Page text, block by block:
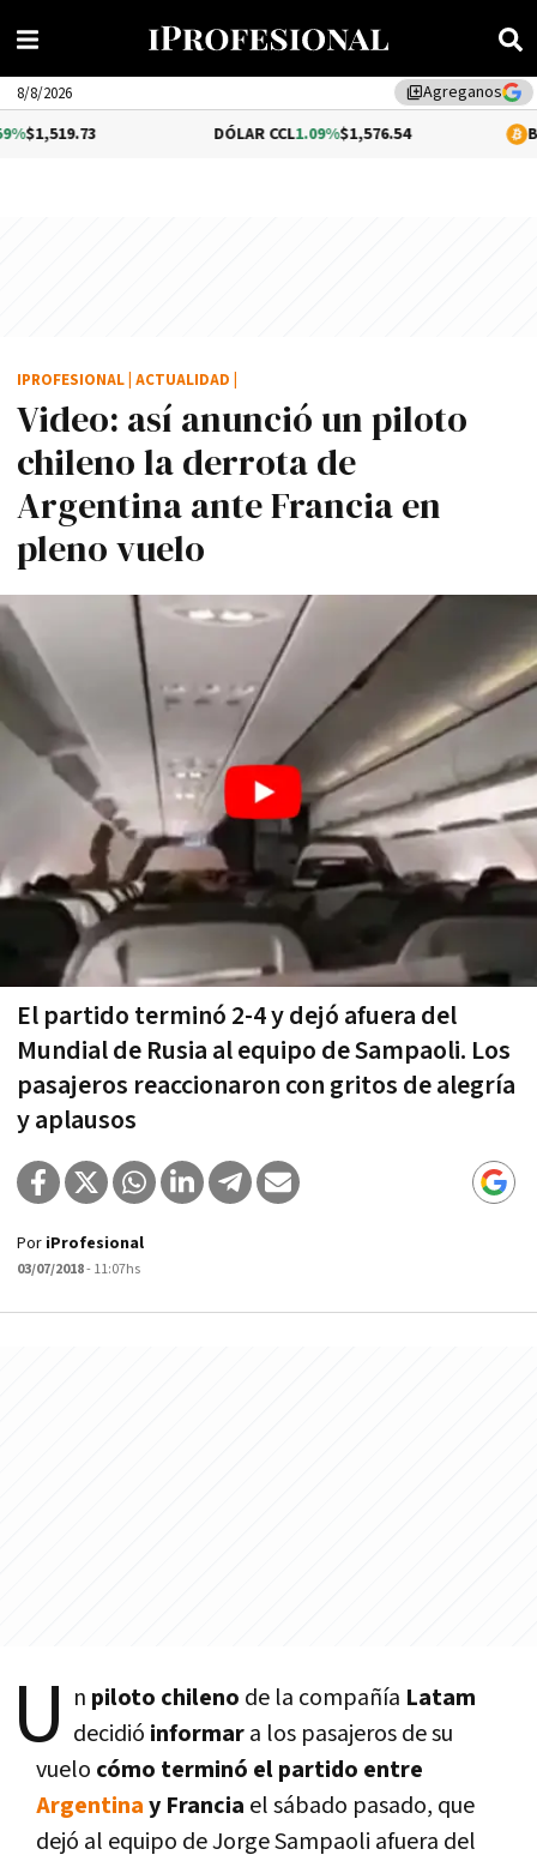
library_addAgreganos
8/8/2026
1.09%$1,576.54
Video: así­ anunció un piloto
chileno la derrota de
Argentina ante Francia en
pleno vuelo
El partido terminó 2-4 y dejó afuera del
Mundial de Rusia al equipo de Sampaoli. Los
pasajeros reaccionaron con gritos de alegría
y aplausos
IPROFESIONAL ACTUALIDAD
Por iProfesional
03/07/2018- 11:07hs
U n piloto chileno de la compañí­a Latam
decidió informara los pasajeros de su
vuelo cómo terminó el partido entre
Argentinay Francia el sábado pasado, que
dejó al equipo de Jorge Sampaoli afuera del